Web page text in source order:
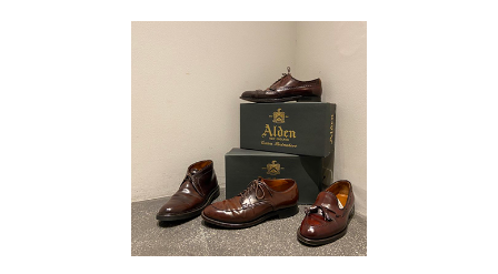
2026年6月買取
カインドオル神戸店でオールデン ALL
WEATHER WALKER レザーシューズ 947を
買取致しました。